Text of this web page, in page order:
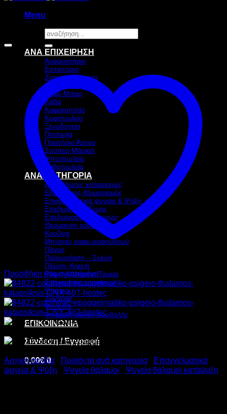
Menu
Αναζήτηση
για:
ΑΝΑ ΕΠΙΧΕΙΡΗΣΗ
Αναψυκτήριο
Εστιατόριο
Ζαχαροπλαστείο
Ιχθυοπωλείο
Καφέ-Μπαρ
Κάβα
Καφεκοπτείο
Κρεοπωλείο
Ξενοδοχείο
Πιτσαρία
Πρατήριο Άρτου
Σούπερ Μάρκετ
Ψητοπωλείο
Ανθοπωλείο
ΑΝΑ ΚΑΤΗΓΟΡΙΑ
Ανοξείδωτες κατασκευές
Εξαερισμός-Κλιματισμός
Επαγγελματικά ψυγεία & Ψύξη
Επεξεργασία Ζύμης
Επεξεργασία τροφίμων
Θέρμανση τροφίμων
Κουζίνα
Μηχανές καφέ-ροφημάτων
Πάγος
Παρουσίαση – Σκεύη
Πλύση-Υγιεινή
Ράφια-Καρότσια-Ταμεία
Συσκευασία τροφίμων
Ψήσιμο
Ζυγαριές
Φούρνοι
Ψηφιακή οθόνη προβολής
ΕΠΙΚΟΙΝΩΝΙΑ
Σύνδεση / Εγγραφή
0,00€ 0
Προσθήκη στα αγαπημένα
Αρχική σελίδα Προϊόντα ανά κατηγορία
Επαγγελματικά
ψυγεία & Ψύξη
Ψυγεία θάλαμοι Ψυγεία θάλαμοι κατάψυξη